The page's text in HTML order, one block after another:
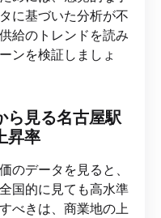
に基づいた分析が不
給のトレンドを読み
ンを検証しましょ
ら見る名古屋駅
昇率
のデータを見ると、
国的に見ても高水準
べきは、商業地の上